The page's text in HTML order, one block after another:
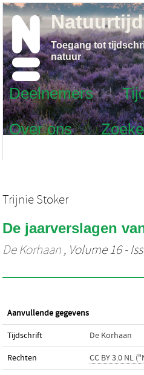
Deelnemers
Over ons
Toegang tot
natuur
Trijnie Stoker
De jaarverslagen
De Korhaan , Volume 16 -
Aanvullende gegevens
Tijdschrift De Korhaan
Rechten CC BY 3.0 NL